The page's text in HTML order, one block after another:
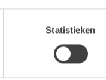
Statistieken
2539S
70 mm